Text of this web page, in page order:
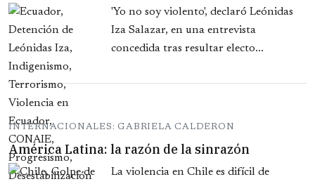
'Yo no soy violento', declaró Leónidas
Iza Salazar, en una entrevista
concedida tras resultar electo...
INTERNACIONALES: GABRIELA CALDERON
América Latina: la razón de la sinrazón
La violencia en Chile es difícil de